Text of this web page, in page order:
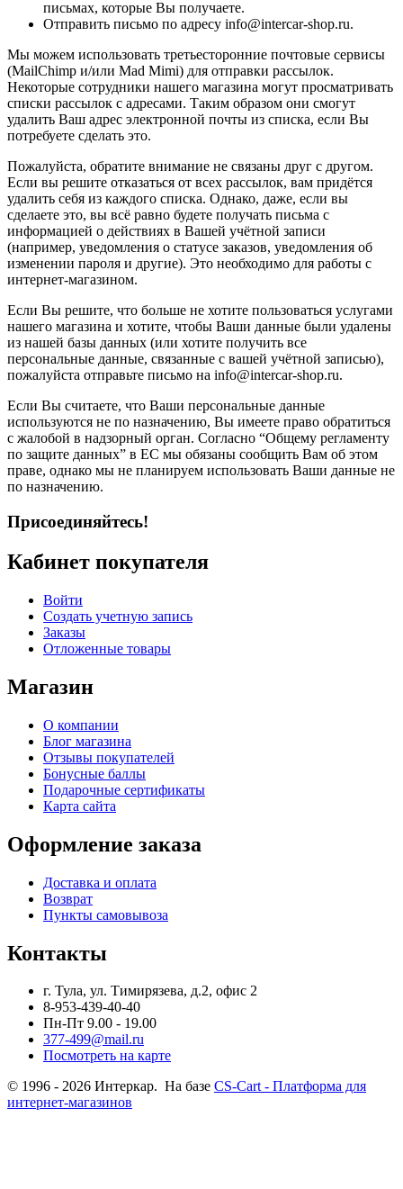
письмах, которые Вы получаете.
Отправить письмо по адресу info@intercar-shop.ru.
Мы можем использовать третьесторонние почтовые сервисы
(MailChimp и/или Mad Mimi) для отправки рассылок.
Некоторые сотрудники нашего магазина могут просматривать
списки рассылок с адресами. Таким образом они смогут
удалить Ваш адрес электронной почты из списка, если Вы
потребуете сделать это.
Пожалуйста, обратите внимание не связаны друг с другом.
Если вы решите отказаться от всех рассылок, вам придётся
удалить себя из каждого списка. Однако, даже, если вы
сделаете это, вы всё равно будете получать письма с
информацией о действиях в Вашей учётной записи
(например, уведомления о статусе заказов, уведомления об
изменении пароля и другие). Это необходимо для работы с
интернет-магазином.
Если Вы решите, что больше не хотите пользоваться услугами
нашего магазина и хотите, чтобы Ваши данные были удалены
из нашей базы данных (или хотите получить все
персональные данные, связанные с вашей учётной записью),
пожалуйста отправьте письмо на info@intercar-shop.ru.
Если Вы считаете, что Ваши персональные данные
используются не по назначению, Вы имеете право обратиться
с жалобой в надзорный орган. Согласно “Общему регламенту
по защите данных” в ЕС мы обязаны сообщить Вам об этом
праве, однако мы не планируем использовать Ваши данные не
по назначению.
Присоединяйтесь!
Кабинет покупателя
Войти
Создать учетную запись
Заказы
Отложенные товары
Магазин
О компании
Блог магазина
Отзывы покупателей
Бонусные баллы
Подарочные сертификаты
Карта сайта
Оформление заказа
Доставка и оплата
Возврат
Пункты самовывоза
Контакты
г. Тула, ул. Тимирязева, д.2, офис 2
8-953-439-40-40
Пн-Пт 9.00 - 19.00
377-499@mail.ru
Посмотреть на карте
© 1996 - 2026 Интеркар. На базе CS-Cart - Платформа для
интернет-магазинов